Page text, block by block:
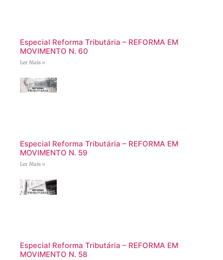
Especial Reforma Tributária – REFORMA EM
MOVIMENTO N. 60
Ler Mais »
Especial Reforma Tributária – REFORMA EM
MOVIMENTO N. 59
Ler Mais »
Especial Reforma Tributária – REFORMA EM
MOVIMENTO N. 58